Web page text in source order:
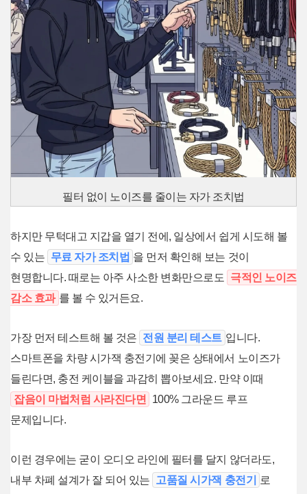
필터 없이 노이즈를 줄이는 자가 조치법
하지만 무턱대고 지갑을 열기 전에, 일상에서 쉽게 시도해 볼
수 있는 무료 자가 조치법 을 먼저 확인해 보는 것이
현명합니다. 때로는 아주 사소한 변화만으로도
극적인 노이즈
감소 효과 를 볼 수 있거든요.
가장 먼저 테스트해 볼 것은 전원 분리 테스트 입니다.
스마트폰을 차량 시가잭 충전기에 꽂은 상태에서 노이즈가
들린다면, 충전 케이블을 과감히 뽑아보세요. 만약 이때
잡음이 마법처럼 사라진다면
100% 그라운드 루프
문제입니다.
이런 경우에는 굳이 오디오 라인에 필터를 달지 않더라도,
내부 차폐 설계가 잘 되어 있는
고품질 시가잭 충전기
로